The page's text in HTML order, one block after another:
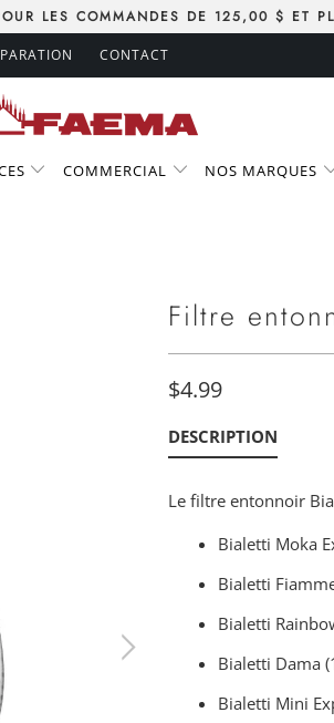
LES COMMANDES DE 125,00 $ ET
CONTACT
COMMERCIAL NOS MARQUES
Filtre
$4.99
DESCRIPTION
Le filtre entonnoir
Bialetti Moka
Bialetti
Bialetti
Bialetti Dama
Bialetti Mini